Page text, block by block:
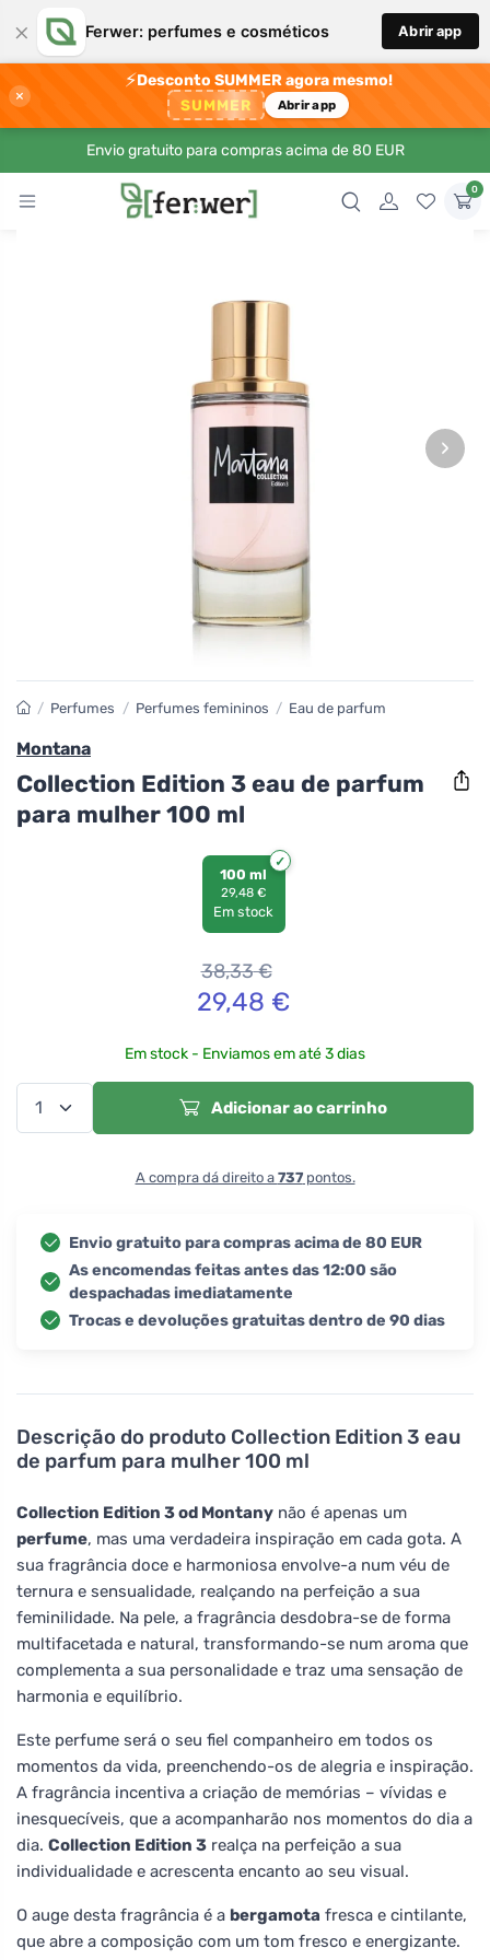
× Ferwer: perfumes e cosméticos Abrir app
×
⚡Desconto SUMMER agora mesmo!
SUMMER Abrir app
Envio gratuito para compras acima de 80 EUR
0
›
Descrição do produto Collection Edition 3 eau
de parfum para mulher 100 ml
Collection Edition 3 od Montany não é apenas um
perfume, mas uma verdadeira inspiração em cada gota. A
sua fragrância doce e harmoniosa envolve-a num véu de
ternura e sensualidade, realçando na perfeição a sua
feminilidade. Na pele, a fragrância desdobra-se de forma
multifacetada e natural, transformando-se num aroma que
complementa a sua personalidade e traz uma sensação de
harmonia e equilíbrio.
Este perfume será o seu fiel companheiro em todos os
momentos da vida, preenchendo-os de alegria e inspiração.
A fragrância incentiva a criação de memórias – vívidas e
inesquecíveis, que a acompanharão nos momentos do dia a
dia. Collection Edition 3 realça na perfeição a sua
individualidade e acrescenta encanto ao seu visual.
O auge desta fragrância é a bergamota fresca e cintilante,
que abre a composição com um tom fresco e energizante.
/ Perfumes / Perfumes femininos / Eau de parfum
Montana
Collection Edition 3 eau de parfum
para mulher 100 ml
100 ml
29,48 €
Em stock
38,33€
29,48 €
Em stock - Enviamos em até 3 dias
Adicionar ao carrinho
A compra dá direito a 737pontos.
Envio gratuito para compras acima de 80 EUR
As encomendas feitas antes das 12:00 são
despachadas imediatamente
Trocas e devoluções gratuitas dentro de 90 dias